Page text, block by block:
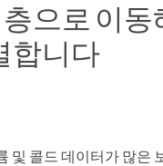
으로 이동
합니다
및 콜드 데이터가 많은